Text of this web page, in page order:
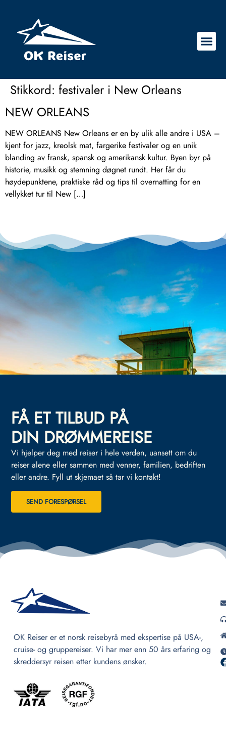
Stikkord: festivaler i New Orleans
NEW ORLEANS
NEW ORLEANS New Orleans er en by ulik alle andre i USA –
kjent for jazz, kreolsk mat, fargerike festivaler og en unik
blanding av fransk, spansk og amerikansk kultur. Byen byr på
historie, musikk og stemning døgnet rundt. Her får du
høydepunktene, praktiske råd og tips til overnatting for en
vellykket tur til New […]
FÅ ET TILBUD PÅ
DIN DRØMMEREISE
Vi hjelper deg med reiser i hele verden, uansett om du
reiser alene eller sammen med venner, familien, bedriften
eller andre. Fyll ut skjemaet så tar vi kontakt!
SEND FORESPØRSEL
OK Reiser er et norsk reisebyrå med ekspertise på USA-,
cruise- og gruppereiser. Vi har mer enn 50 års erfaring og
skreddersyr reisen etter kundens ønsker.